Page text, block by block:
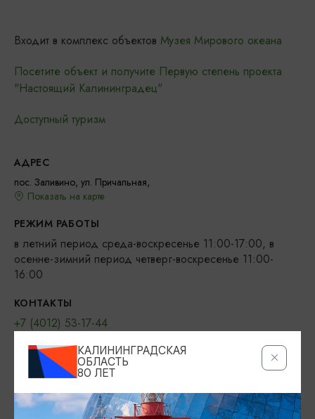
Входит в комплекс объектов Музея Мирового океана
Посетите объект и получите Первую степень проекта
"Настоящий Калининградец"
Доступный туризм
АДРЕС
пос. Заливино, ул. Причальная,
Показать на карте
РЕЖИМ РАБОТЫ
в летний период среда-воскресенье 11:00-17:00, в
осенне-зимний период четверг-воскресенье 11:00-
16:00
КОНТАКТЫ
+7 (4012) 53-17-44
САЙТ
Официальный сайт
КАЛИНИНГРАДСКАЯ
ОБЛАСТЬ
80 ЛЕТ